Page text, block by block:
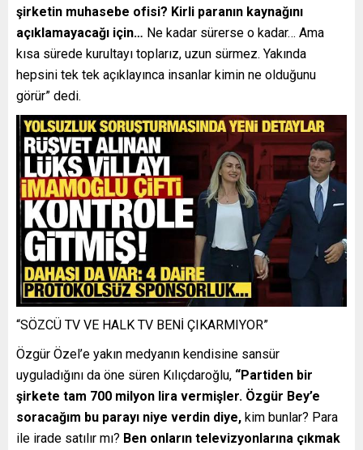
şirketin muhasebe ofisi? Kirli paranın kaynağını
açıklamayacağı için… Ne kadar sürerse o kadar… Ama
kısa sürede kurultayı toplarız, uzun sürmez. Yakında
hepsini tek tek açıklayınca insanlar kimin ne olduğunu
görür” dedi.
“SÖZCÜ TV VE HALK TV BENİ ÇIKARMIYOR”
Özgür Özel’e yakın medyanın kendisine sansür
uyguladığını da öne süren Kılıçdaroğlu, “Partiden bir
şirkete tam 700 milyon lira vermişler. Özgür Bey’e
soracağım bu parayı niye verdin diye, kim bunlar? Para
ile irade satılır mı? Ben onların televizyonlarına çıkmak